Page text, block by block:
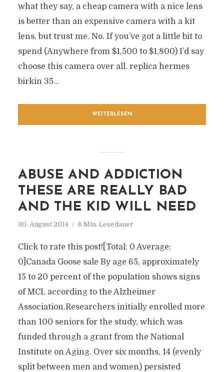
what they say, a cheap camera with a nice lens
is better than an expensive camera with a kit
lens, but trust me. No. If you’ve got a little bit to
spend (Anywhere from $1,500 to $1,800) I’d say
choose this camera over all. replica hermes
birkin 35...
WEITERLESEN
ABUSE AND ADDICTION
THESE ARE REALLY BAD
AND THE KID WILL NEED
30. August 2014 6 Min. Lesedauer
Click to rate this post![Total: 0 Average:
0]Canada Goose sale By age 65, approximately
15 to 20 percent of the population shows signs
of MCI, according to the Alzheimer
Association.Researchers initially enrolled more
than 100 seniors for the study, which was
funded through a grant from the National
Institute on Aging. Over six months, 14 (evenly
split between men and women) persisted